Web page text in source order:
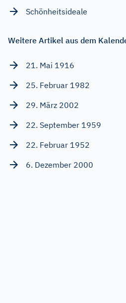
Schönheitsideale
Weitere Artikel aus dem
21. Mai 1916
25. Februar 1982
29. März 2002
22. September 1959
22. Februar 1952
6. Dezember 2000